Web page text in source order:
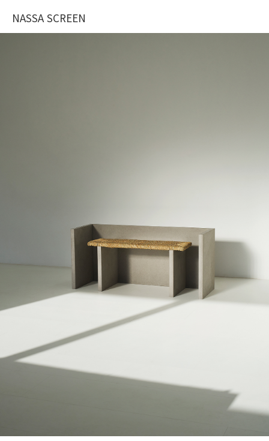
NASSA SCREEN